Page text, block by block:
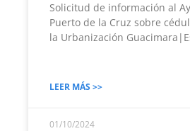
Solicitud de información al
Puerto de la Cruz sobre
la Urbanización
LEER MÁS >>
01/10/2024